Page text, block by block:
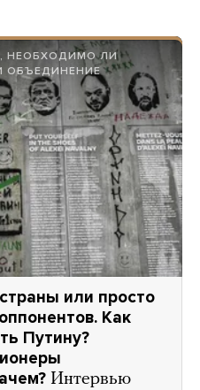
НЕОБХОДИМО ЛИ
ОБЪЕДИНЕНИЕ
или просто
Как
Путину?
Интервью